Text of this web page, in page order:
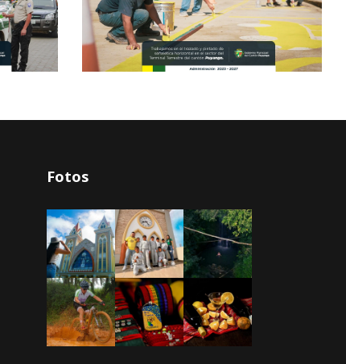
Fotos